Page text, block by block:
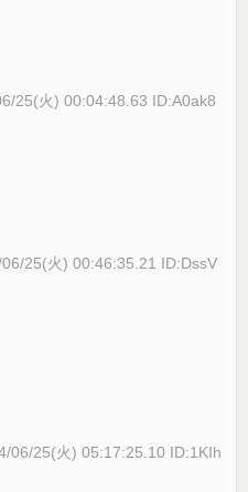
25(火) 00:04:48.63 ID:A0ak8
25(火) 00:46:35.21 ID:DssV
06/25(火) 05:17:25.10 ID:1KIh